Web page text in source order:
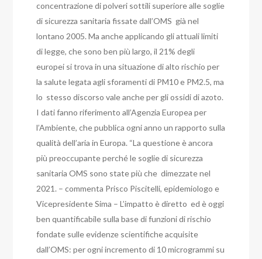
concentrazione di polveri sottili superiore alle soglie
di sicurezza sanitaria fissate dall’OMS già nel
lontano 2005. Ma anche applicando gli attuali limiti
di legge, che sono ben più largo, il 21% degli
europei si trova in una situazione di alto rischio per
la salute legata agli sforamenti di PM10 e PM2.5, ma
lo stesso discorso vale anche per gli ossidi di azoto.
I dati fanno riferimento all’Agenzia Europea per
l’Ambiente, che pubblica ogni anno un rapporto sulla
qualità dell’aria in Europa. “La questione è ancora
più preoccupante perché le soglie di sicurezza
sanitaria OMS sono state più che dimezzate nel
2021. – commenta Prisco Piscitelli, epidemiologo e
Vicepresidente Sima – L’impatto è diretto ed è oggi
ben quantificabile sulla base di funzioni di rischio
fondate sulle evidenze scientifiche acquisite
dall’OMS: per ogni incremento di 10 microgrammi su